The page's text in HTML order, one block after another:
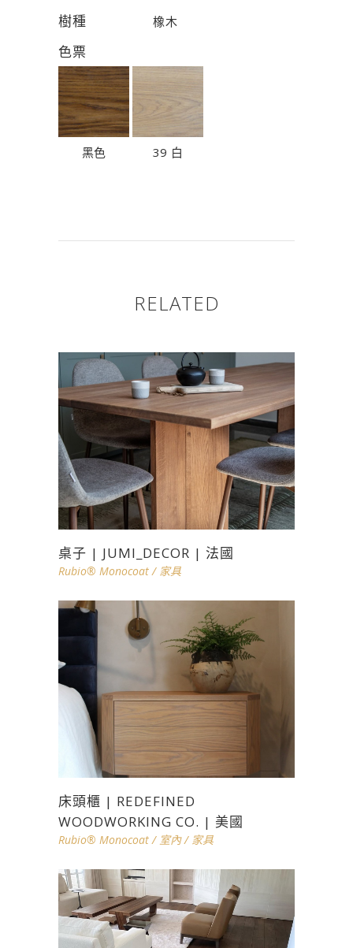
樹種 橡木
色票
黑色 39 白
RELATED
桌子 | JUMI_DECOR | 法國
Rubio® Monocoat / 家具
床頭櫃 | REDEFINED
WOODWORKING CO. | 美國
Rubio® Monocoat / 室內/ 家具